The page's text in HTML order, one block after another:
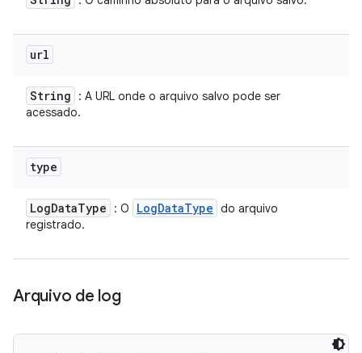
url
String
: A URL onde o arquivo salvo pode ser
acessado.
type
LogDataType : O LogDataType do arquivo
registrado.
Arquivo de log